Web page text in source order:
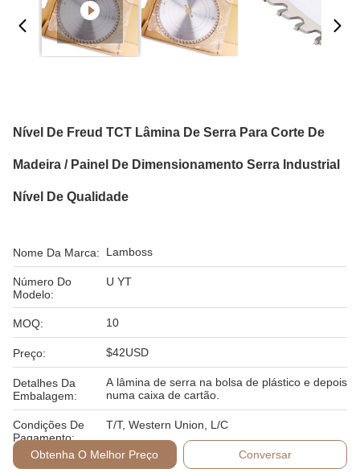
Nível De Freud TCT Lâmina De Serra Para Corte De
Madeira / Painel De Dimensionamento Serra Industrial
Nível De Qualidade
Nome Da Marca: Lamboss
Número Do
Modelo:
U YT
MOQ: 10
Preço: $42USD
Detalhes Da
Embalagem:
A lâmina de serra na bolsa de plástico e depois
numa caixa de cartão.
Condições De
Pagamento:
T/T, Western Union, L/C
Obtenha O Melhor Preço Conversar